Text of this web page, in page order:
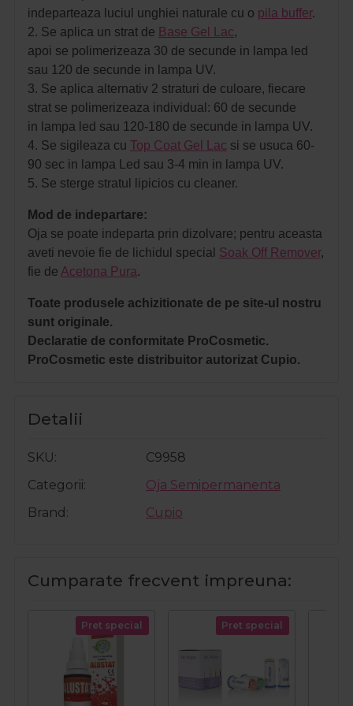
indeparteaza luciul unghiei naturale cu o pila buffer.
2. Se aplica un strat de Base Gel Lac,
apoi se polimerizeaza 30 de secunde in lampa led
sau 120 de secunde in lampa UV.
3. Se aplica alternativ 2 straturi de culoare, fiecare
strat se polimerizeaza individual: 60 de secunde
in lampa led sau 120-180 de secunde in lampa UV.
4. Se sigileaza cu Top Coat Gel Lac si se usuca 60-
90 sec in lampa Led sau 3-4 min in lampa UV.
5. Se sterge stratul lipicios cu cleaner.
Mod de indepartare:
Oja se poate indeparta prin dizolvare; pentru aceasta
aveti nevoie fie de lichidul special Soak Off Remover,
fie de Acetona Pura.
Toate produsele achizitionate de pe site-ul nostru
sunt originale.
Declaratie de conformitate ProCosmetic.
ProCosmetic este distribuitor autorizat Cupio.
Detalii
SKU
C9958
Categorii
Oja Semipermanenta
Brand
Cupio
Cumparate frecvent impreuna:
Pret special Pret special